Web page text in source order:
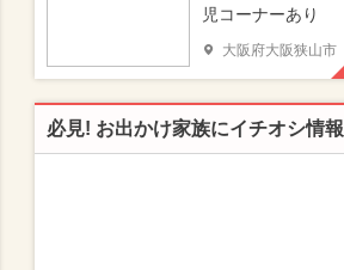
児コーナーあり
大阪府大阪狭山市
必見! お出かけ家族にイチオシ情報